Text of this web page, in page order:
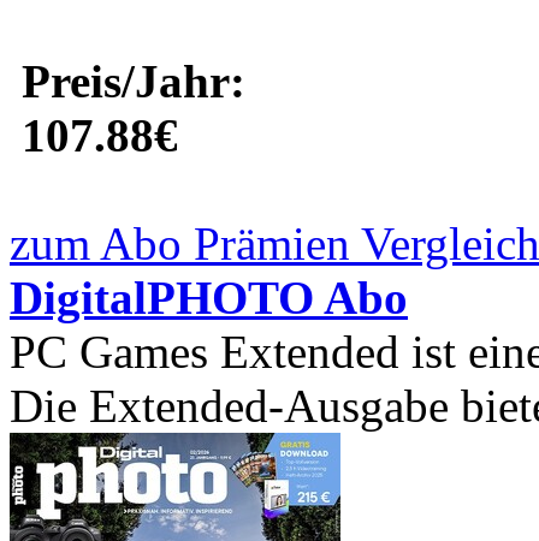
Preis/Jahr:
107.88€
zum Abo Prämien
DigitalPHOTO Abo
PC Games Extended ist
Die Extended-Ausgabe